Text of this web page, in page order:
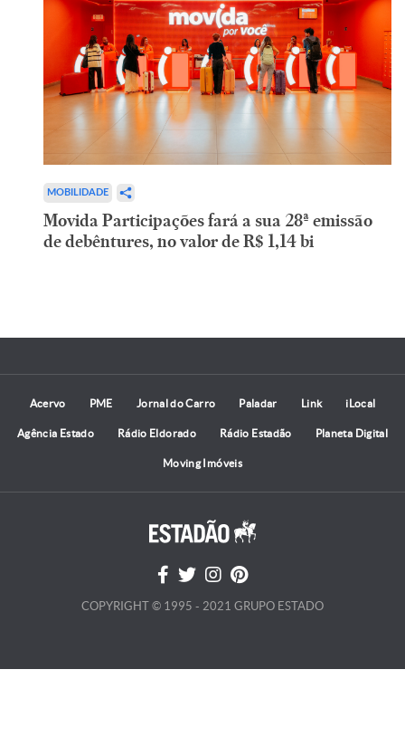
MOBILIDADE
Movida Participações fará a sua 28ª emissão
de debêntures, no valor de R$ 1,14 bi
Acervo PME Jornal do Carro Paladar Link iLocal
Agência Estado Rádio Eldorado Rádio Estadão Planeta Digital
Moving Imóveis
COPYRIGHT © 1995 - 2021 GRUPO ESTADO